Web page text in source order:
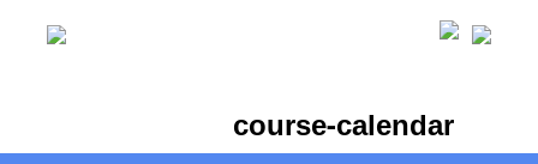
course-calendar